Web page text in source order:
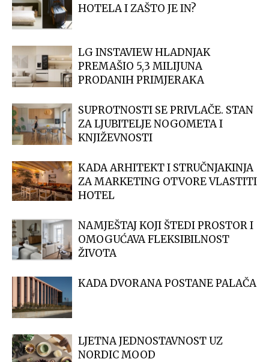
HOTELA I ZAŠTO JE IN?
LG INSTAVIEW HLADNJAK
PREMAŠIO 5,3 MILIJUNA
PRODANIH PRIMJERAKA
SUPROTNOSTI SE PRIVLAČE. STAN
ZA LJUBITELJE NOGOMETA I
KNJIŽEVNOSTI
KADA ARHITEKT I STRUČNJAKINJA
ZA MARKETING OTVORE VLASTITI
HOTEL
NAMJEŠTAJ KOJI ŠTEDI PROSTOR I
OMOGUĆAVA FLEKSIBILNOST
ŽIVOTA
KADA DVORANA POSTANE PALAČA
LJETNA JEDNOSTAVNOST UZ
NORDIC MOOD